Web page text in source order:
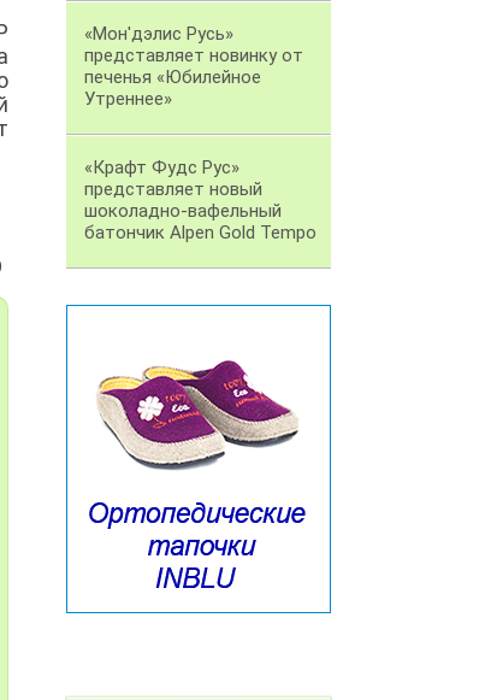
«Мон'дэлис Русь»
представляет новинку от
печенья «Юбилейное
Утреннее»
«Крафт Фудс Рус»
представляет новый
шоколадно-вафельный
батончик Alpen Gold Tempo